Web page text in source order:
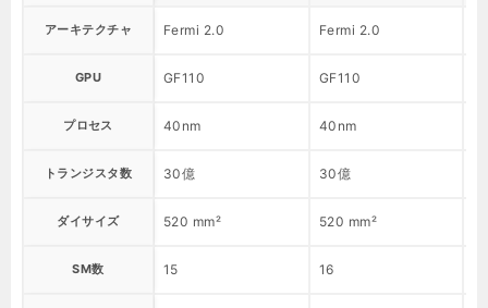
アーキテクチャ Fermi 2.0 Fermi 2.0
GPU GF110 GF110
プロセス 40nm 40nm
トランジスタ数 30億 30億
ダイサイズ 520 mm² 520 mm²
SM数 15 16